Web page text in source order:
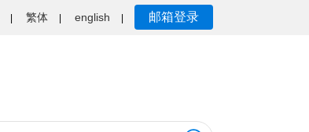
繁体 english 邮箱登录